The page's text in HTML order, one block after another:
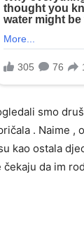
smo
. Naime ,
kao ostala
čekaju da im